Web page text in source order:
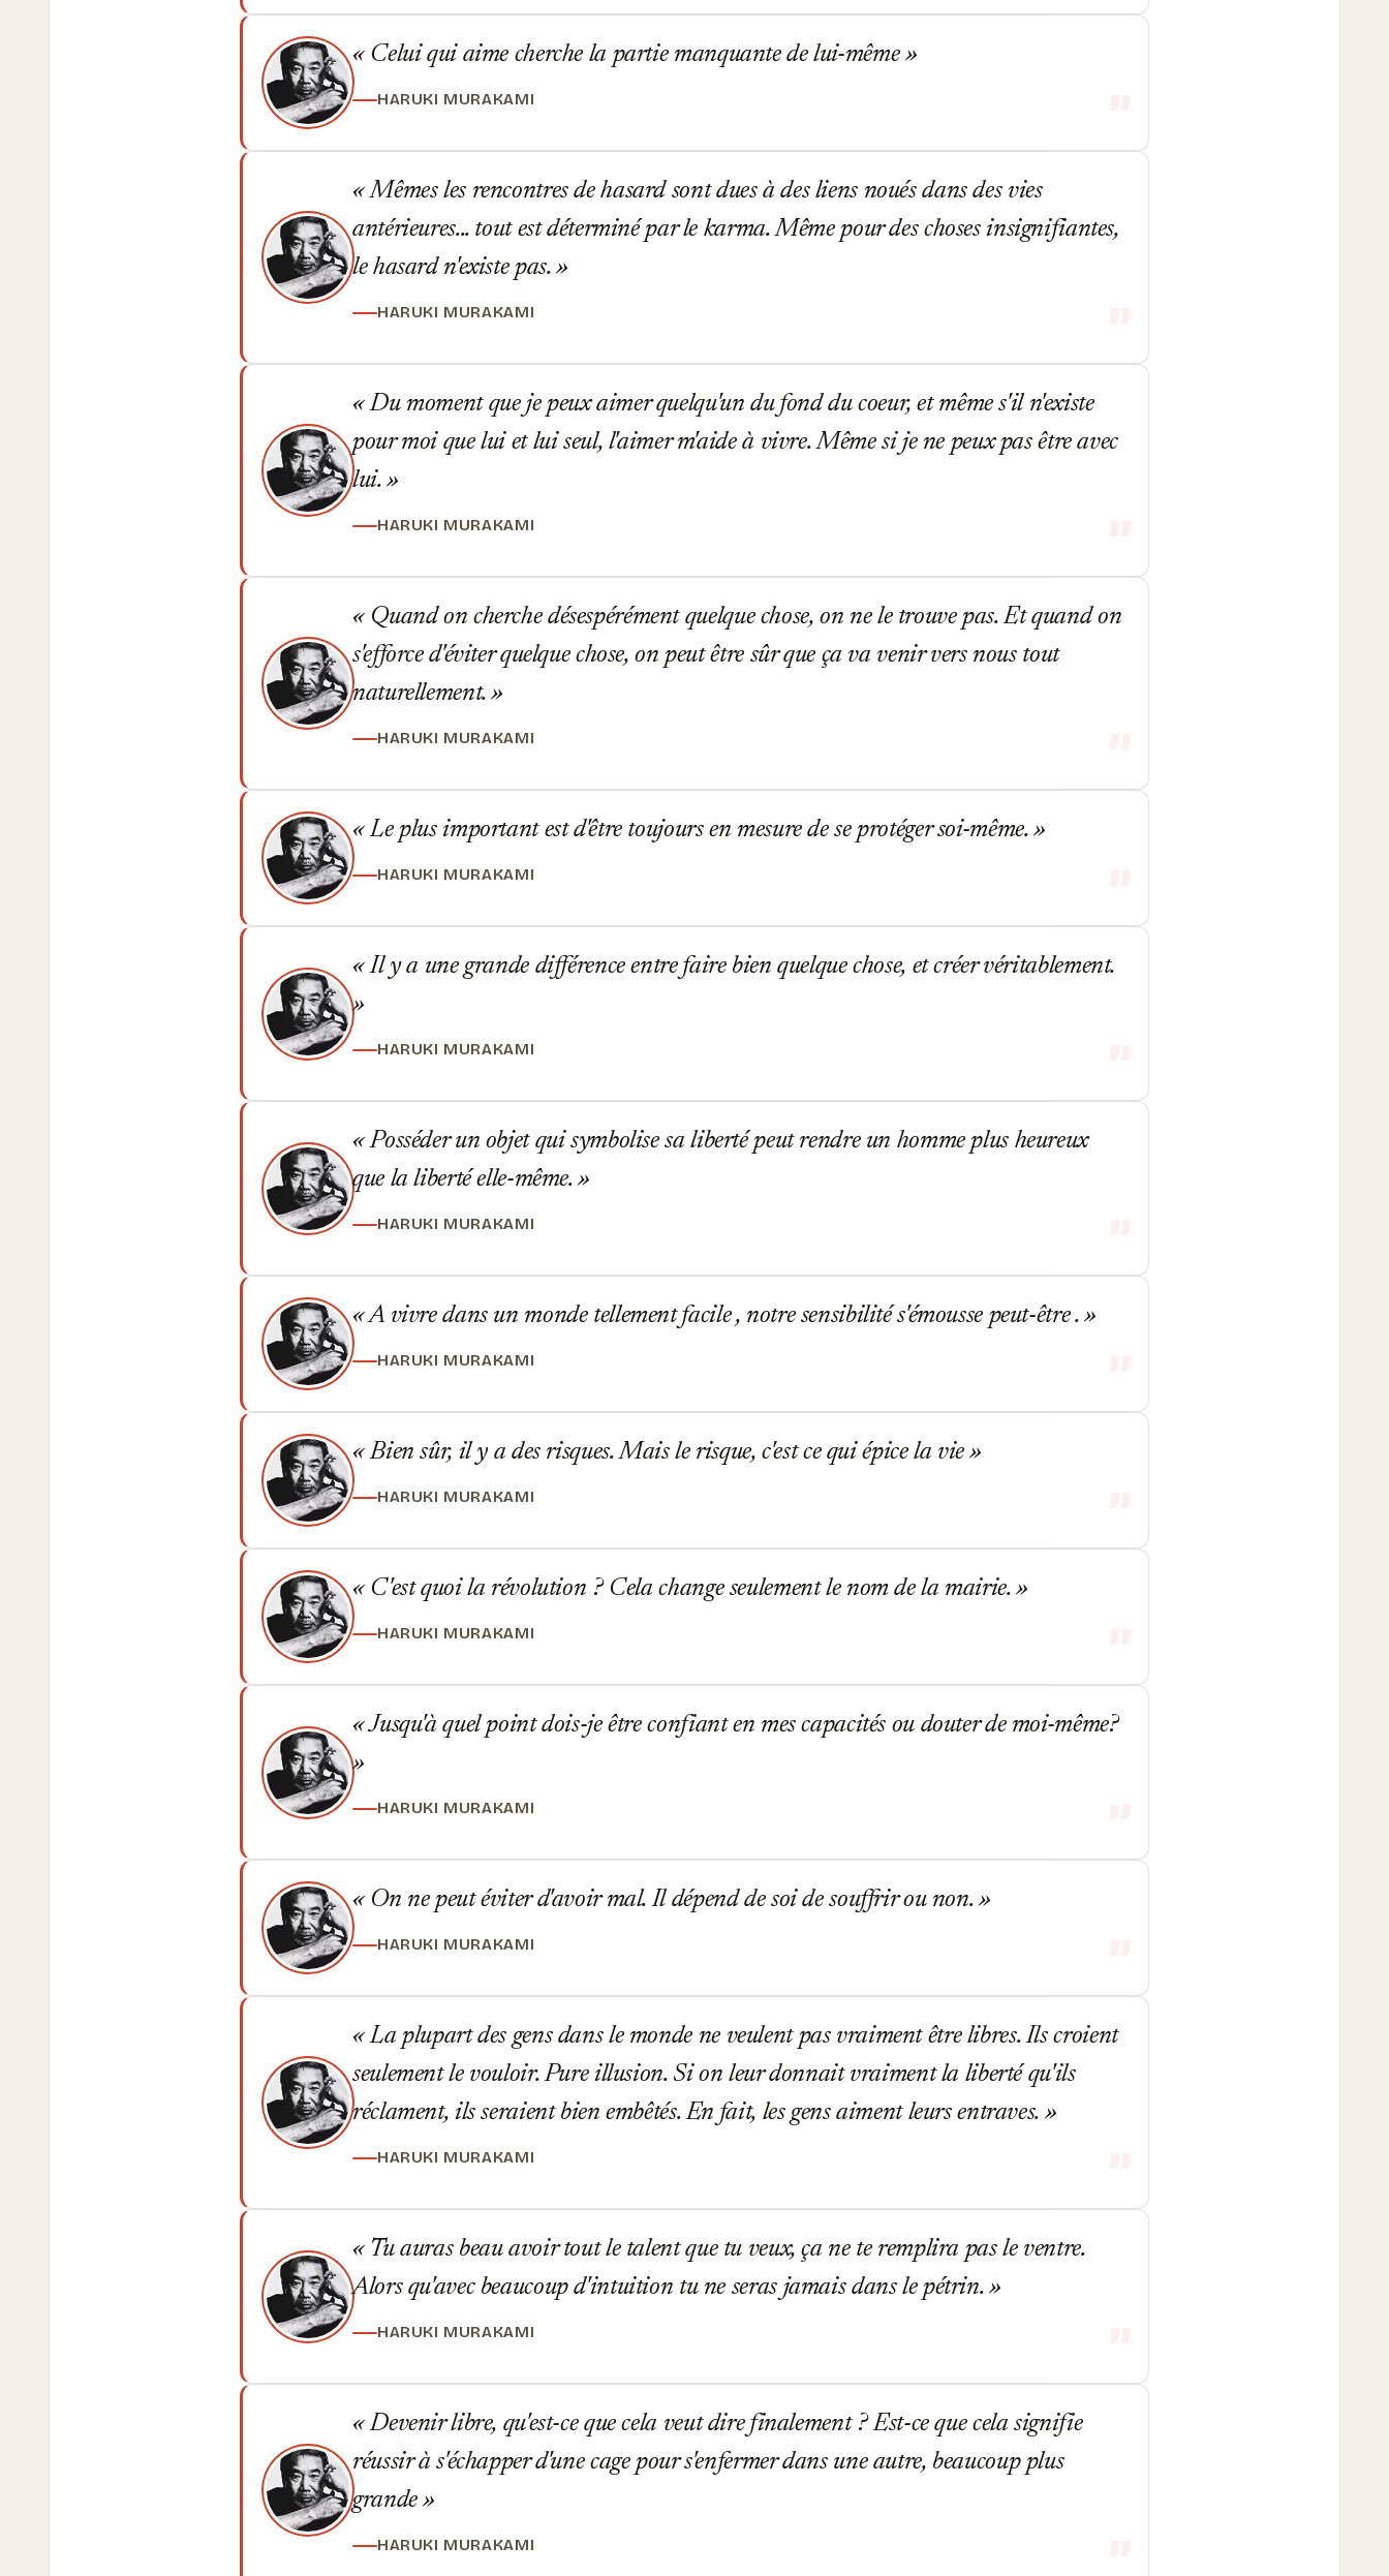
Celui qui aime cherche la partie manquante de lui-même
HARUKI MURAKAMI
Mêmes les rencontres de hasard sont dues à des liens noués dans des vies
antérieures... tout est déterminé par le karma. Même pour des choses insignifiantes,
le hasard n'existe pas.
HARUKI MURAKAMI
Du moment que je peux aimer quelqu'un du fond du coeur, et même s'il n'existe
pour moi que lui et lui seul, l'aimer m'aide à vivre. Même si je ne peux pas être avec
lui.
HARUKI MURAKAMI
Quand on cherche désespérément quelque chose, on ne le trouve pas. Et quand on
s'efforce d'éviter quelque chose, on peut être sûr que ça va venir vers nous tout
naturellement.
HARUKI MURAKAMI
Le plus important est d'être toujours en mesure de se protéger soi-même.
HARUKI MURAKAMI
Il y a une grande différence entre faire bien quelque chose, et créer véritablement.
HARUKI MURAKAMI
Posséder un objet qui symbolise sa liberté peut rendre un homme plus heureux
que la liberté elle-même.
HARUKI MURAKAMI
A vivre dans un monde tellement facile , notre sensibilité s'émousse peut-être .
HARUKI MURAKAMI
Bien sûr, il y a des risques. Mais le risque, c'est ce qui épice la vie
HARUKI MURAKAMI
C'est quoi la révolution ? Cela change seulement le nom de la mairie.
HARUKI MURAKAMI
Jusqu'à quel point dois-je être confiant en mes capacités ou douter de moi-même?
HARUKI MURAKAMI
On ne peut éviter d'avoir mal. Il dépend de soi de souffrir ou non.
HARUKI MURAKAMI
La plupart des gens dans le monde ne veulent pas vraiment être libres. Ils croient
seulement le vouloir. Pure illusion. Si on leur donnait vraiment la liberté qu'ils
réclament, ils seraient bien embêtés. En fait, les gens aiment leurs entraves.
HARUKI MURAKAMI
Tu auras beau avoir tout le talent que tu veux, ça ne te remplira pas le ventre.
Alors qu'avec beaucoup d'intuition tu ne seras jamais dans le pétrin.
HARUKI MURAKAMI
Devenir libre, qu'est-ce que cela veut dire finalement ? Est-ce que cela signifie
réussir à s'échapper d'une cage pour s'enfermer dans une autre, beaucoup plus
grande
HARUKI MURAKAMI